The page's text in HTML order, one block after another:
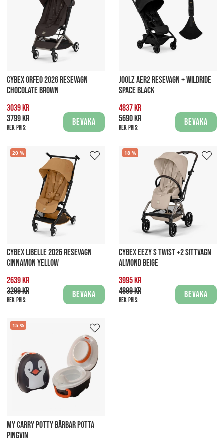
CYBEX ORFEO 2026 RESEVAGN
CHOCOLATE BROWN
3039 kr
3799 kr
Rek. pris:
Bevaka
JOOLZ AER2 RESEVAGN + WILDRIDE
SPACE BLACK
4837 kr
5690 kr
Rek. pris:
Bevaka
20
CYBEX LIBELLE 2026 RESEVAGN
CINNAMON YELLOW
2639 kr
3299 kr
Rek. pris:
Bevaka
18
CYBEX EEZY S TWIST +2 SITTVAGN
ALMOND BEIGE
3995 kr
4899 kr
Rek. pris:
Bevaka
15
MY CARRY POTTY BÄRBAR POTTA
PINGVIN